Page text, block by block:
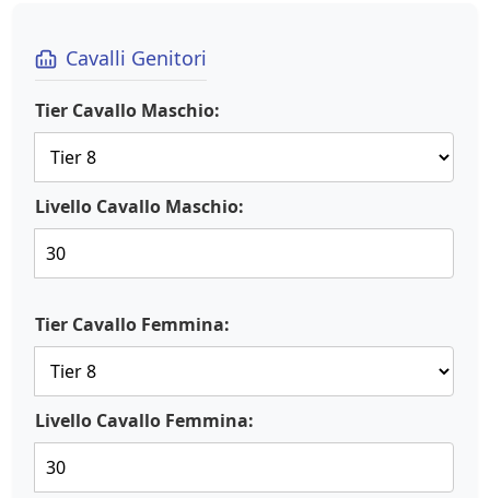
Cavalli Genitori
Tier Cavallo Maschio:
Livello Cavallo Maschio:
Tier Cavallo Femmina:
Livello Cavallo Femmina: